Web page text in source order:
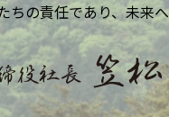
ちの責任であり、未来